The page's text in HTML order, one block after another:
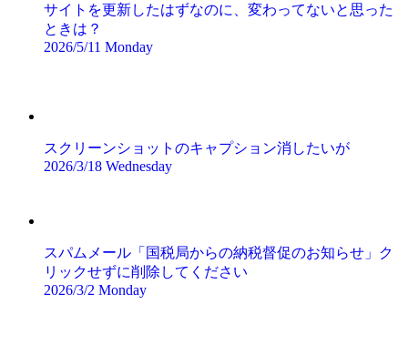
サイトを更新したはずなのに、変わってないと思った
ときは？
2026/5/11 Monday
スクリーンショットのキャプション消したいが
2026/3/18 Wednesday
スパムメール「国税局からの納税督促のお知らせ」ク
リックせずに削除してください
2026/3/2 Monday